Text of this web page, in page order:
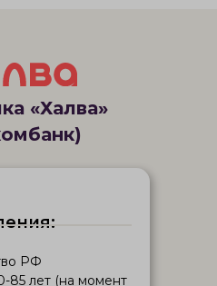
РФ
85 лет (на момент
«Халва»